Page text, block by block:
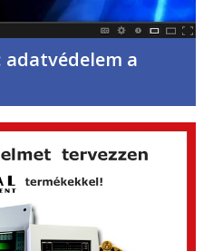
adatvédelem a